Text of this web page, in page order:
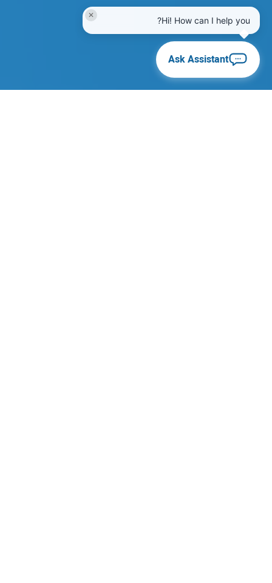
Ask Assistant
Hi! How can I help you?
✕